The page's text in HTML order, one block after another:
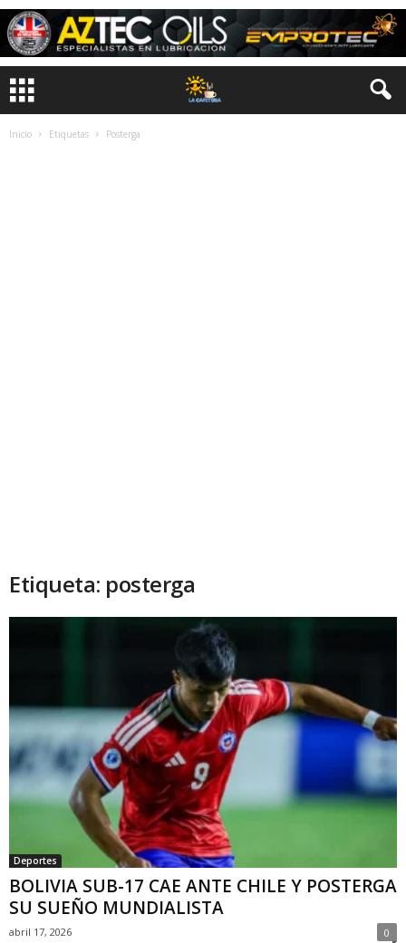
Inicio Etiquetas Posterga
Etiqueta: posterga
Deportes
BOLIVIA SUB-17 CAE ANTE CHILE Y POSTERGA
SU SUEÑO MUNDIALISTA
abril 17, 2026 0